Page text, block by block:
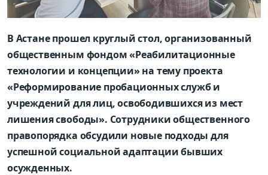
В Астане прошел круглый стол, организованный
общественным фондом «Реабилитационные
технологии и концепции» на тему проекта
«Реформирование пробационных служб и
учреждений для лиц, освободившихся из мест
лишения свободы». Сотрудники общественного
правопорядка обсудили новые подходы для
успешной социальной адаптации бывших
осужденных.